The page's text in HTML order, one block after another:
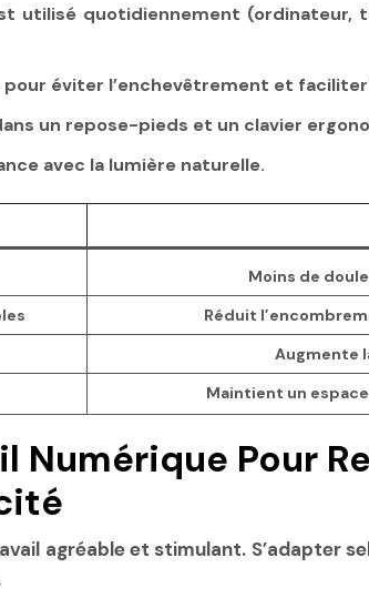
utilisé quotidiennement (ordinateur,
éviter l’enchevêtrement et
un repose-pieds et un clavier
avec la lumière naturelle.
Moins de
Réduit
Augmente
Maintient un
Numérique Pour
agréable et stimulant. S’adapter